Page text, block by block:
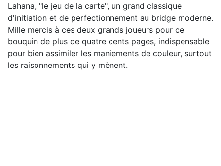
Lahana, "le jeu de la carte", un grand classique
d'initiation et de perfectionnement au bridge moderne.
Mille mercis à ces deux grands joueurs pour ce
bouquin de plus de quatre cents pages, indispensable
pour bien assimiler les maniements de couleur, surtout
les raisonnements qui y mènent.